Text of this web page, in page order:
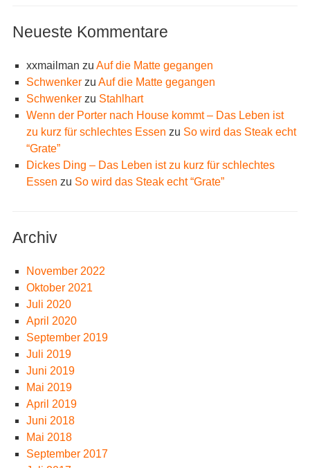
Neueste Kommentare
xxmailman zu Auf die Matte gegangen
Schwenkerzu Auf die Matte gegangen
Schwenkerzu Stahlhart
Wenn der Porter nach House kommt – Das Leben ist
zu kurz für schlechtes Essen zu So wird das Steak echt
“Grate”
Dickes Ding – Das Leben ist zu kurz für schlechtes
Essen zu So wird das Steak echt “Grate”
Archiv
November 2022
Oktober 2021
Juli 2020
April 2020
September 2019
Juli 2019
Juni 2019
Mai 2019
April 2019
Juni 2018
Mai 2018
September 2017